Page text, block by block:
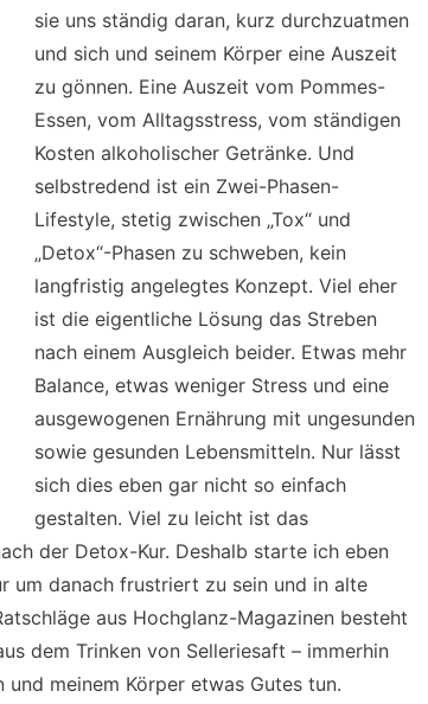
sie uns ständig daran, kurz durchzuatmen
und sich und seinem Körper eine Auszeit
zu gönnen. Eine Auszeit vom Pommes-
Essen, vom Alltagsstress, vom ständigen
Kosten alkoholischer Getränke. Und
selbstredend ist ein Zwei-Phasen-
Lifestyle, stetig zwischen „Tox“ und
„Detox“-Phasen zu schweben, kein
langfristig angelegtes Konzept. Viel eher
ist die eigentliche Lösung das Streben
nach einem Ausgleich beider. Etwas mehr
Balance, etwas weniger Stress und eine
ausgewogenen Ernährung mit ungesunden
sowie gesunden Lebensmitteln. Nur lässt
sich dies eben gar nicht so einfach
gestalten. Viel zu leicht ist das
der Detox-Kur. Deshalb starte ich eben
um danach frustriert zu sein und in alte
aus Hochglanz-Magazinen besteht
dem Trinken von Selleriesaft – immerhin
meinem Körper etwas Gutes tun.